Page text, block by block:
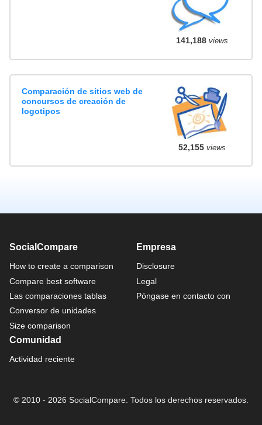
141,188views
Comparación de sitios web de
concursos de creación de
logotipos
52,155views
SocialCompare
How to create a comparison
Compare best software
Las comparaciones tablas
Conversor de unidades
Size comparison
Empresa
Disclosure
Legal
Póngase en contacto con
Comunidad
Actividad reciente
© 2010 - 2026 SocialCompare. Todos los derechos reservados.